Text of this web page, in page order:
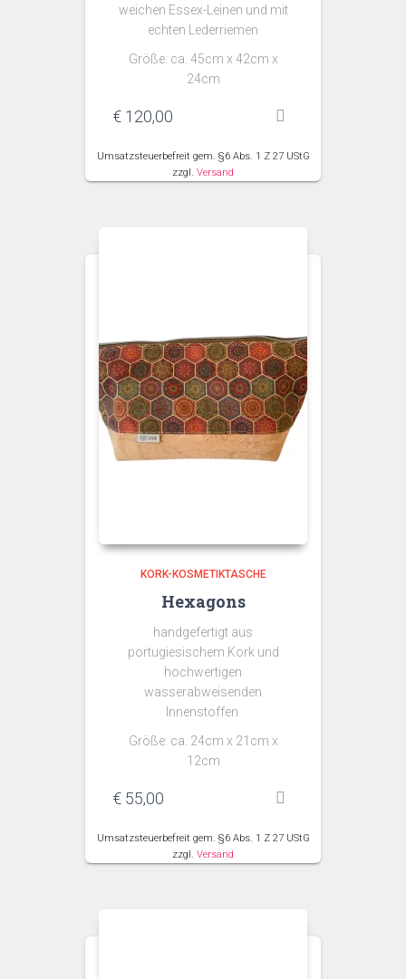
weichen Essex-Leinen und mit
echten Lederriemen
Größe: ca. 45cm x 42cm x
24cm
€ 120,00
Umsatzsteuerbefreit gem. §6 Abs. 1 Z 27 UStG
zzgl. Versand
KORK-KOSMETIKTASCHE
Hexagons
handgefertigt aus
portugiesischem Kork und
hochwertigen
wasserabweisenden
Innenstoffen
Größe: ca. 24cm x 21cm x
12cm
€ 55,00
Umsatzsteuerbefreit gem. §6 Abs. 1 Z 27 UStG
zzgl. Versand